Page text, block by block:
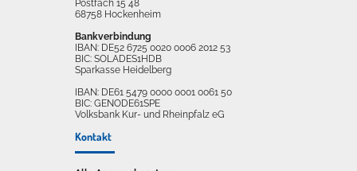
Postfach 15 48
68758 Hockenheim
Bankverbindung
IBAN: DE52 6725 0020 0006 2012 53
BIC: SOLADES1HDB
Sparkasse Heidelberg
IBAN: DE61 5479 0000 0001 0061 50
BIC: GENODE61SPE
Volksbank Kur- und Rheinpfalz eG
Kontakt